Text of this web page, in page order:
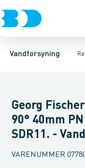
Vandforsyning
Rør & fittings
PE rørPE EL fittings
Vinkler 90gr.Vinkler
Georg
90° 40mm
SDR11. -
VARENUMMER